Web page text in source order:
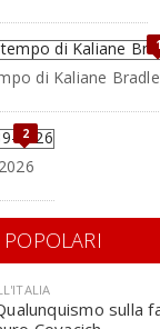
1
di Kaliane
2
sulla